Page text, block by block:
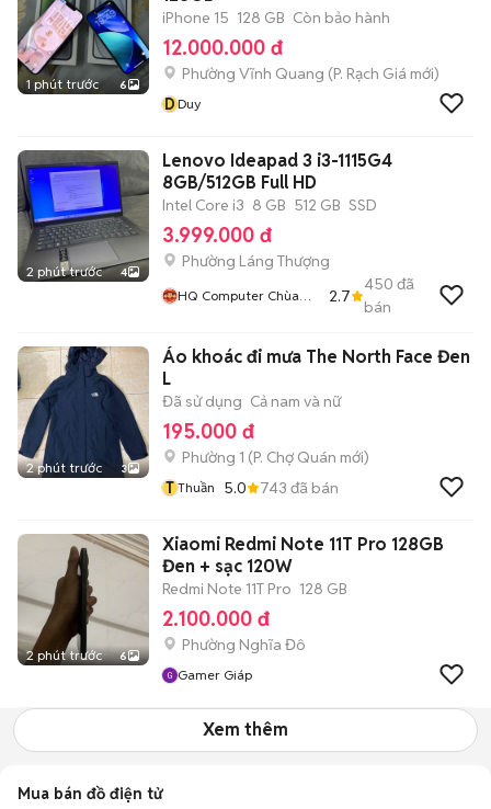
1 phút trước 6
iPhone 15 128 GB Còn bảo hành
12.000.000 đ
Phường Vĩnh Quang (P. Rạch Giá mới)
DDuy
2 phút trước 4
Lenovo Ideapad 3 i3-1115G4
8GB/512GB Full HD
Intel Core i3 8 GB 512 GB SSD
3.999.000 đ
Phường Láng Thượng
HQ Computer Chùa
2.7
450 đã
bán
2 phút trước 3
Áo khoác đi mưa The North Face Đen
L
Đã sử dụng Cả nam và nữ
195.000 đ
Phường 1 (P. Chợ Quán mới)
T Thuần 5.0 743 đã bán
2 phút trước 6
Xiaomi Redmi Note 11T Pro 128GB
Đen + sạc 120W
Redmi Note 11T Pro 128 GB
2.100.000 đ
Phường Nghĩa Đô
Gamer Giáp
Xem thêm
Mua bán đồ điện tử